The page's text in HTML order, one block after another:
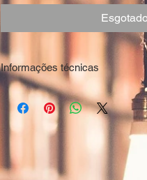
Informações técnicas
Autor: BOWDEN, Oliver
ISBN: 9788501098344
Editora: Galera
Dimensões: 15x23cm
Ano: 2012